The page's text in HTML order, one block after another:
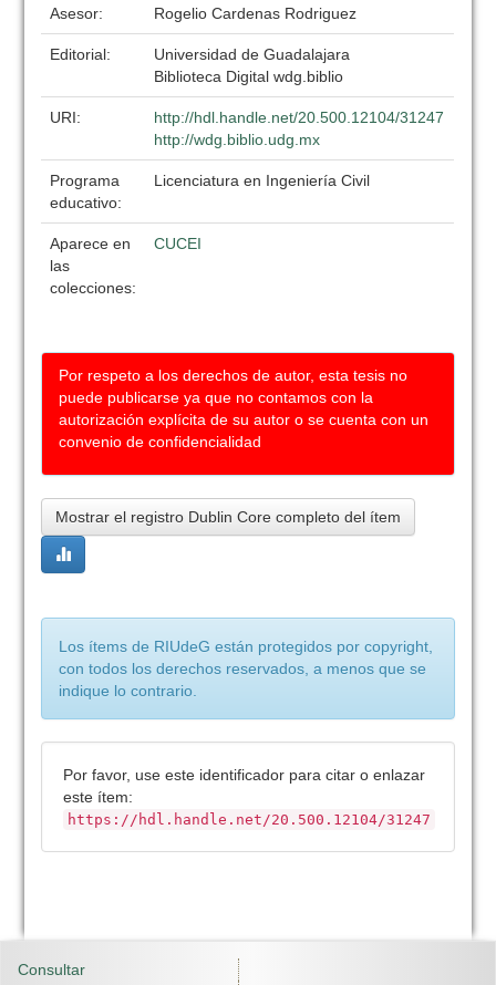
Asesor: Rogelio Cardenas Rodriguez
Editorial:
Universidad de Guadalajara
Biblioteca Digital wdg.biblio
URI:
http://hdl.handle.net/20.500.12104/31247
http://wdg.biblio.udg.mx
Programa
educativo:
Licenciatura en Ingeniería Civil
Aparece en
las
colecciones:
CUCEI
Por respeto a los derechos de autor, esta tesis no
puede publicarse ya que no contamos con la
autorización explícita de su autor o se cuenta con un
convenio de confidencialidad
Mostrar el registro Dublin Core completo del ítem
Los ítems de RIUdeG están protegidos por copyright,
con todos los derechos reservados, a menos que se
indique lo contrario.
Por favor, use este identificador para citar o enlazar
este ítem:
https://hdl.handle.net/20.500.12104/31247
Consultar